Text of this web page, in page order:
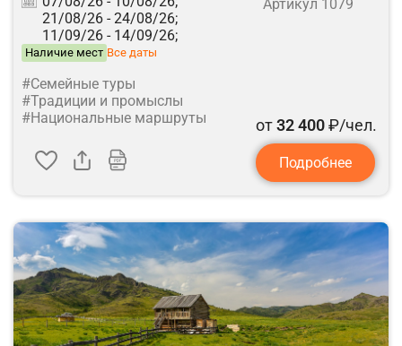
21/08/26 - 24/08/26;
11/09/26 - 14/09/26;
Наличие мест Все даты
Артикул 1079
#Семейные туры
#Традиции и промыслы
#Национальные маршруты
от32 400₽/чел.
Подробнее